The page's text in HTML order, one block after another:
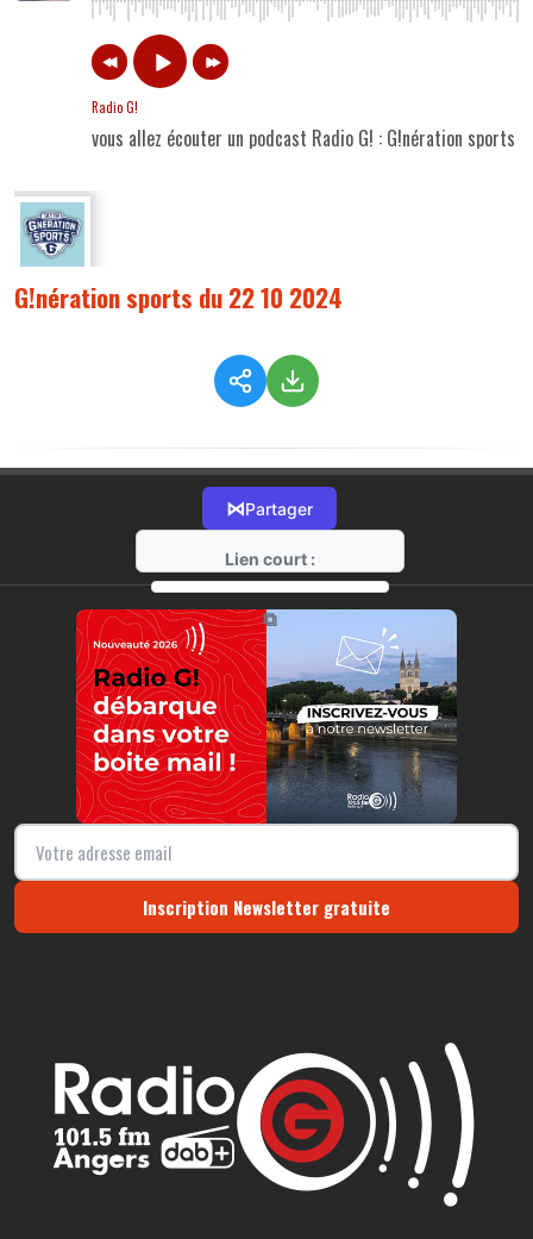
Radio G!
vous allez écouter un podcast Radio G! : G!nération sports
G!nération sports du 22 10 2024
⋈Partager
Lien court :
https://radio-g.fr?15724
⧉
Inscription Newsletter gratuite